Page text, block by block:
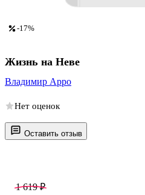
Оставить отзыв
-17%
Жизнь на Неве
Владимир Арро
Нет оценок
1 619 ₽